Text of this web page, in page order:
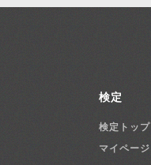
検定
検定トップ
マイページ